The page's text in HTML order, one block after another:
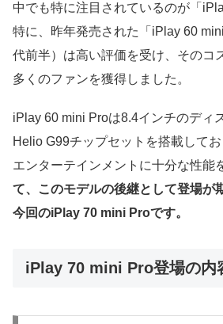
中でも特に注目されているのが「
特に、昨年発売された「iPlay 60
代前半）は高い評価を受け、そのコ
多くのファンを獲得しました。
iPlay 60 mini Proは8.4インチのディ
Helio G99チップセットを搭載して
エンターテインメントに十分な性能
て、このモデルの後継として登場が
今回のiPlay 70 mini Proです。
iPlay 70 mini Pro登場の内